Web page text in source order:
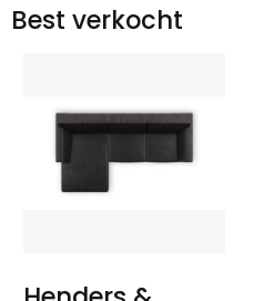
Best verkocht